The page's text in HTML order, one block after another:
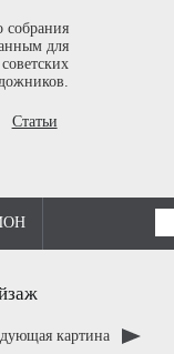
собрания
для
Статьи
картина